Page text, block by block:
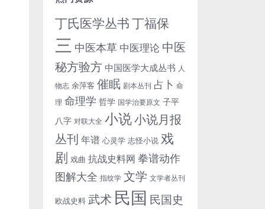
丁氏医学丛书丁福保
三 中医本草 中医理论 中医
秘方验方 中国医学大成丛书 人
物志 余萍客 催眠 剧本丛刊 占卜 命
理 命理学 哲学 国学治要原文 子平
八字 对联大全 小说小说月报
丛刊 年谱 心灵学 志怪小说 戏
剧 戏曲 抗战史料网 拳谱动作
图解大全 指纹学 文学 文学者丛刊
欧战史料 武术 民国 民国史